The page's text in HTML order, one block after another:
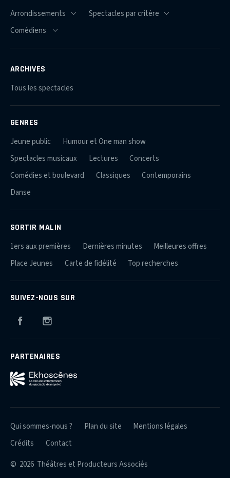
ARCHIVES
Tous les spectacles
GENRES
Jeune public
Humour et One man show
Spectacles musicaux
Lectures
Concerts
Comédies et boulevard
Classiques
Contemporains
Danse
SORTIR MALIN
1ers aux premières Dernières minutes
Meilleures offres
Place Jeunes
Carte de fidélité Top recherches
SUIVEZ-NOUS SUR
Facebook
PARTENAIRES
© 2026 Théâtres et Producteurs Associés
Qui sommes-nous ? Plan du site
Mentions légales
Crédits
Contact